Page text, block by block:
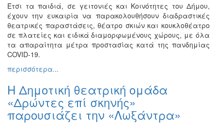
Έτσι τα παιδιά, σε γειτονιές και Κοινότητες του Δήμου,
έχουν την ευκαιρία να παρακολουθήσουν διαδραστικές
θεατρικές παραστάσεις, θέατρο σκιών και κουκλοθέατρο
σε πλατείες και ειδικά διαμορφωμένους χώρους, με όλα
τα απαραίτητα μέτρα προστασίας κατά της πανδημίας
COVID-19.
περισσότερα...
Η Δημοτική θεατρική ομάδα
«Δρώντες επί σκηνής»
παρουσιάζει την «Λωξάντρα»